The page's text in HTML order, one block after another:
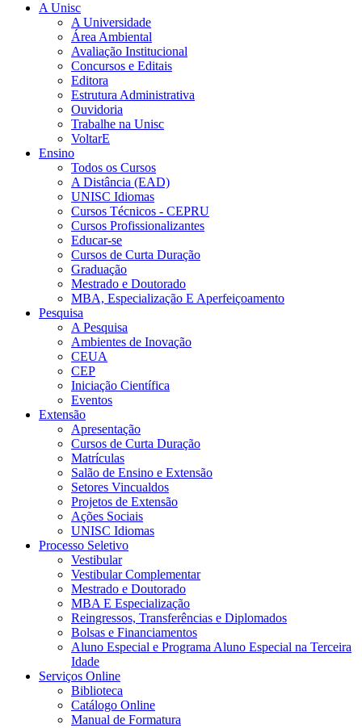
A Unisc
A Universidade
Área Ambiental
Avaliação Institucional
Concursos e Editais
Editora
Estrutura Administrativa
Ouvidoria
Trabalhe na Unisc
VoltarE
Ensino
Todos os Cursos
A Distância (EAD)
UNISC Idiomas
Cursos Técnicos - CEPRU
Cursos Profissionalizantes
Educar-se
Cursos de Curta Duração
Graduação
Mestrado e Doutorado
MBA, Especialização E Aperfeiçoamento
Pesquisa
A Pesquisa
Ambientes de Inovação
CEUA
CEP
Iniciação Científica
Eventos
Extensão
Apresentação
Cursos de Curta Duração
Matrículas
Salão de Ensino e Extensão
Setores Vincualdos
Projetos de Extensão
Ações Sociais
UNISC Idiomas
Processo Seletivo
Vestibular
Vestibular Complementar
Mestrado e Doutorado
MBA E Especialização
Reingressos, Transferências e Diplomados
Bolsas e Financiamentos
Aluno Especial e Programa Aluno Especial na Terceira
Idade
Serviços Online
Biblioteca
Catálogo Online
Manual de Formatura